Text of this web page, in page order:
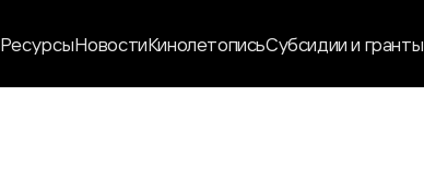
РесурсыНовостиКинолетописьСубсидии и гранты